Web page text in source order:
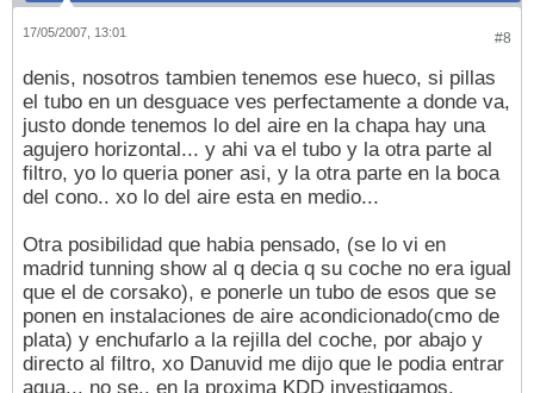
#8
17/05/2007, 13:01
denis, nosotros tambien tenemos ese hueco, si pillas
el tubo en un desguace ves perfectamente a donde va,
justo donde tenemos lo del aire en la chapa hay una
agujero horizontal... y ahi va el tubo y la otra parte al
filtro, yo lo queria poner asi, y la otra parte en la boca
del cono.. xo lo del aire esta en medio...
Otra posibilidad que habia pensado, (se lo vi en
madrid tunning show al q decia q su coche no era igual
que el de corsako), e ponerle un tubo de esos que se
ponen en instalaciones de aire acondicionado(cmo de
plata) y enchufarlo a la rejilla del coche, por abajo y
directo al filtro, xo Danuvid me dijo que le podia entrar
agua... no se.. en la proxima KDD investigamos.